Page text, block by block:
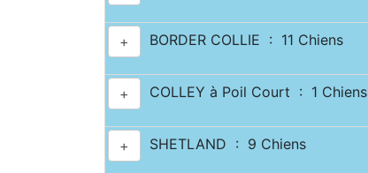
+ BORDER COLLIE : 11 Chiens
+ COLLEY à Poil Court : 1 Chiens
+ SHETLAND : 9 Chiens